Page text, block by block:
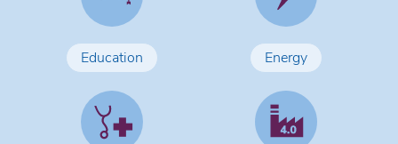
Education Energy